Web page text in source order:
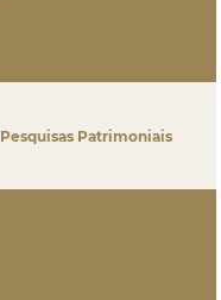
Pesquisas Patrimoniais